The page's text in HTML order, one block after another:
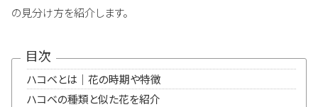
の見分け方を紹介します。
目次
ハコベとは｜花の時期や特徴
ハコベの種類と似た花を紹介